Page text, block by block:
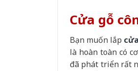
Cửa gỗ
Bạn muốn lắp
là hoàn toàn có
đã phát triển rất